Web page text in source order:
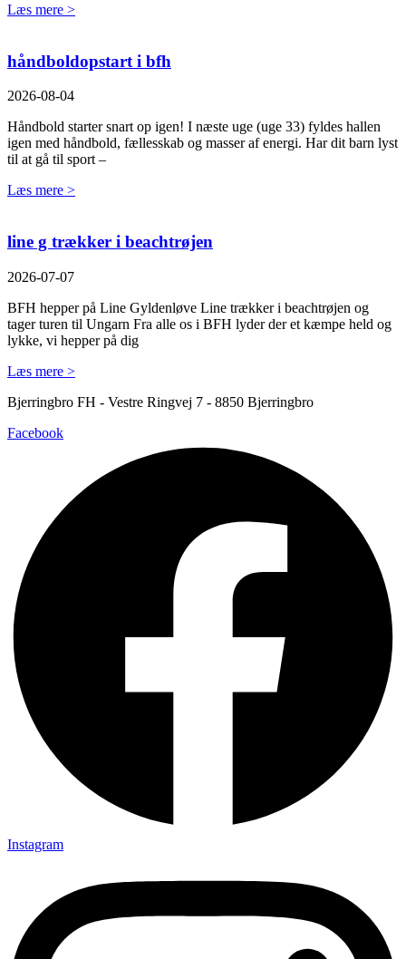
Læs mere >
håndboldopstart i bfh
2026-08-04
Håndbold starter snart op igen! I næste uge (uge 33) fyldes hallen
igen med håndbold, fællesskab og masser af energi. Har dit barn lyst
til at gå til sport –
Læs mere >
line g trækker i beachtrøjen
2026-07-07
BFH hepper på Line Gyldenløve Line trækker i beachtrøjen og
tager turen til Ungarn Fra alle os i BFH lyder der et kæmpe held og
lykke, vi hepper på dig
Læs mere >
Bjerringbro FH - Vestre Ringvej 7 - 8850 Bjerringbro
Facebook
Instagram